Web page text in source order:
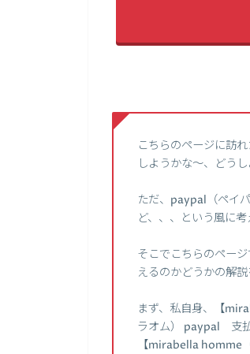
こちらのページに訪
しようかな～、どう
ただ、paypal（ペイ
ど、、、という風に
そこでこちらのペー
えるのかどうかの解説
まず、私自身、【
ラオム） paypal 支
【mirabella homme